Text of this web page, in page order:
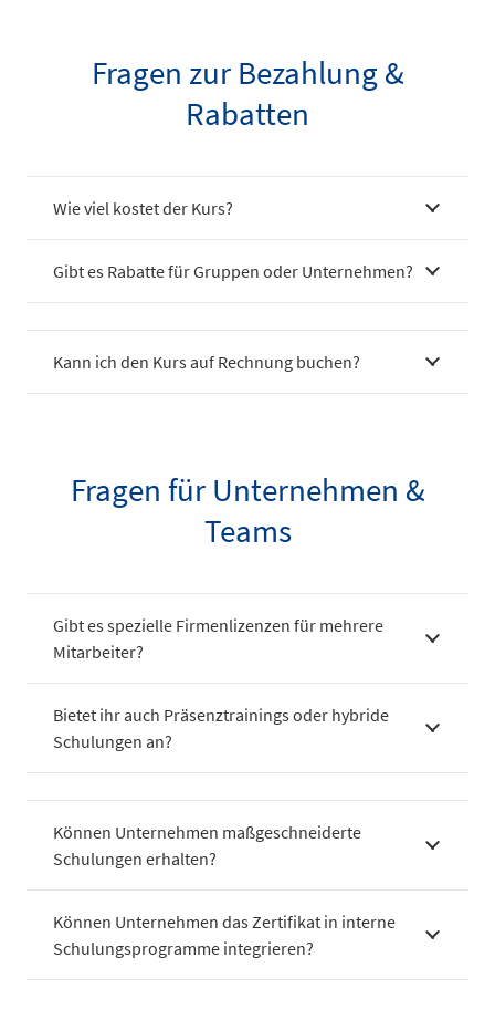
Fragen zur Bezahlung &
Rabatten
Wie viel kostet der Kurs?
Gibt es Rabatte für Gruppen oder Unternehmen?
Kann ich den Kurs auf Rechnung buchen?
Fragen für Unternehmen &
Teams
Gibt es spezielle Firmenlizenzen für mehrere
Mitarbeiter?
Bietet ihr auch Präsenztrainings oder hybride
Schulungen an?
Können Unternehmen maßgeschneiderte
Schulungen erhalten?
Können Unternehmen das Zertifikat in interne
Schulungsprogramme integrieren?